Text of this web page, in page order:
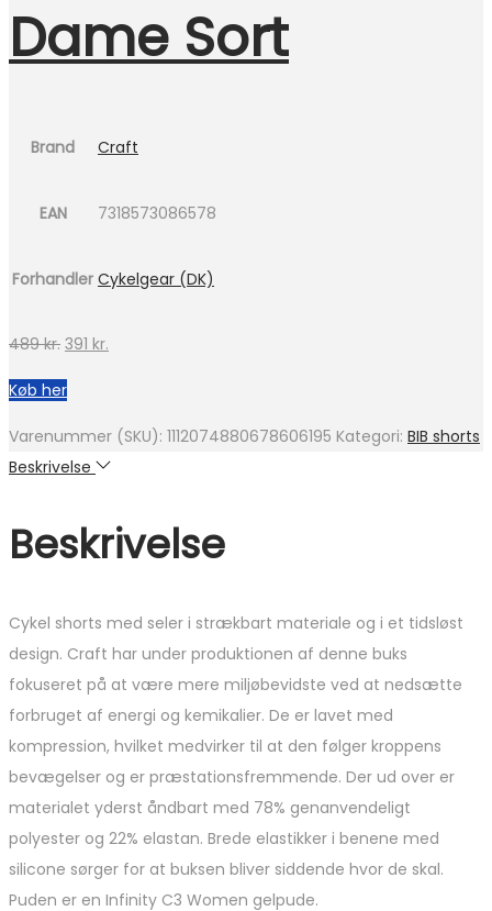
Dame Sort
Brand Craft
EAN 7318573086578
Forhandler Cykelgear (DK)
489kr. Den
oprindelige
pris
var:
489 kr..
391 kr.
er:
391 kr..
Køb her
Varenummer (SKU): 1112074880678606195 Kategori: BIB shorts
Beskrivelse
Beskrivelse
Cykel shorts med seler i strækbart materiale og i et tidsløst
design. Craft har under produktionen af denne buks
fokuseret på at være mere miljøbevidste ved at nedsætte
forbruget af energi og kemikalier. De er lavet med
kompression, hvilket medvirker til at den følger kroppens
bevægelser og er præstationsfremmende. Der ud over er
materialet yderst åndbart med 78% genanvendeligt
polyester og 22% elastan. Brede elastikker i benene med
silicone sørger for at buksen bliver siddende hvor de skal.
Puden er en Infinity C3 Women gelpude.